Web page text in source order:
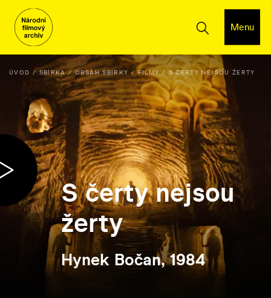
Menu
ÚVOD SBÍRKA OBSAH SBÍRKY FILMY S ČERTY NEJSOU ŽERTY
S čerty nejsou
žerty
Hynek Bočan, 1984